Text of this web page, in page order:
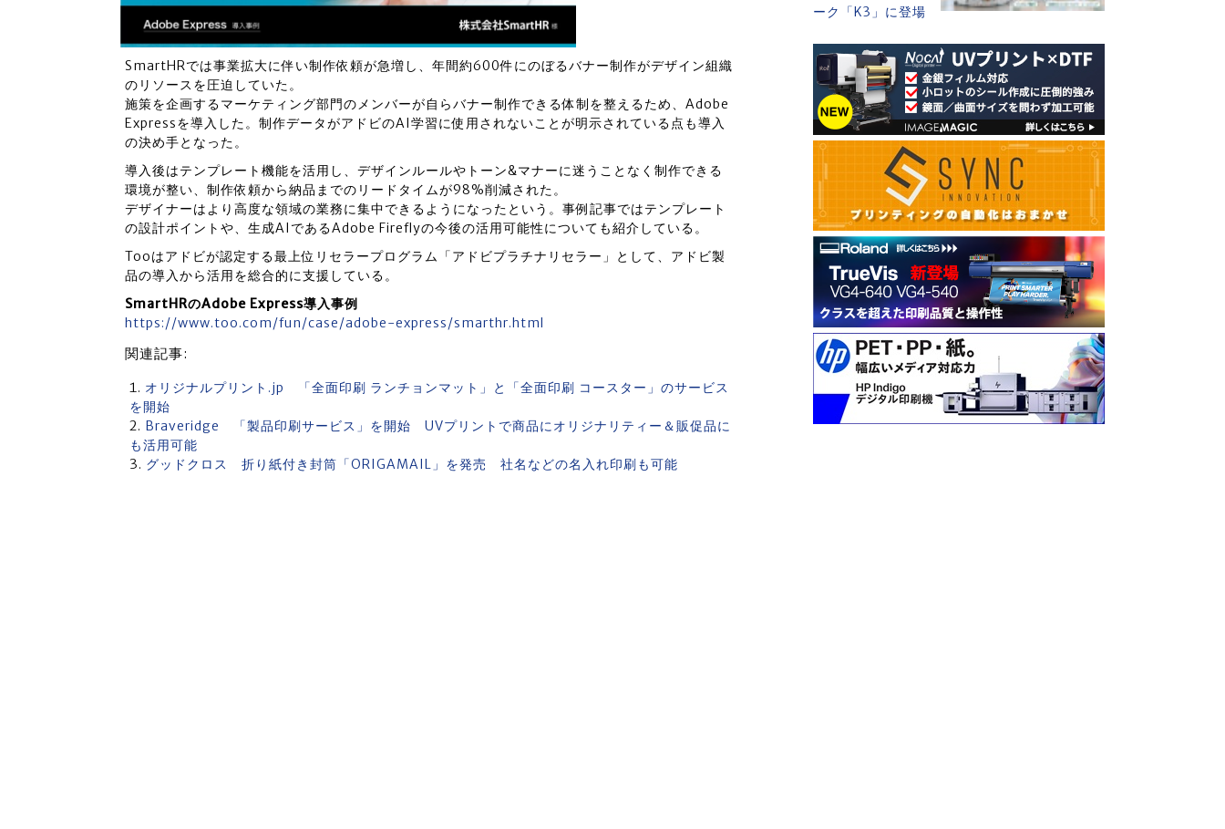
SmartHRでは事業拡大に伴い制作依頼が急増し、年間約600件にのぼるバナー制作がデザイン組織
のリソースを圧迫していた。
施策を企画するマーケティング部門のメンバーが自らバナー制作できる体制を整えるため、Adobe
Expressを導入した。制作データがアドビのAI学習に使用されないことが明示されている点も導入
の決め手となった。
導入後はテンプレート機能を活用し、デザインルールやトーン&マナーに迷うことなく制作できる
環境が整い、制作依頼から納品までのリードタイムが98%削減された。
デザイナーはより高度な領域の業務に集中できるようになったという。事例記事ではテンプレート
の設計ポイントや、生成AIであるAdobe Fireflyの今後の活用可能性についても紹介している。
Tooはアドビが認定する最上位リセラープログラム「アドビプラチナリセラー」として、アドビ製
品の導入から活用を総合的に支援している。
SmartHRのAdobe Express導入事例
https://www.too.com/fun/case/adobe-express/smarthr.html
関連記事:
オリジナルプリント.jp 「全面印刷 ランチョンマット」と「全面印刷 コースター」のサービス
を開始
Braveridge 「製品印刷サービス」を開始 UVプリントで商品にオリジナリティー＆販促品に
も活用可能
グッドクロス 折り紙付き封筒「ORIGAMAIL」を発売 社名などの名入れ印刷も可能
ーク「K3」に登場